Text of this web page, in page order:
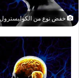
خفض نوع من الكوليسترول